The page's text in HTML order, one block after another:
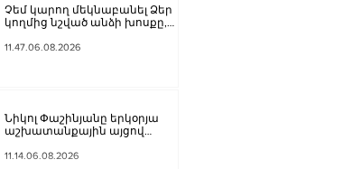
Չեմ կարող մեկնաբանել Ձեր
կողմից նշված անձի խոսքը,
ենք ունենալ նոր
11.47.06.08.2026
Նիկոլ Փաշինյանը երկօրյա
աշխատանքային այցով
Հանրապետություն
11.14.06.08.2026